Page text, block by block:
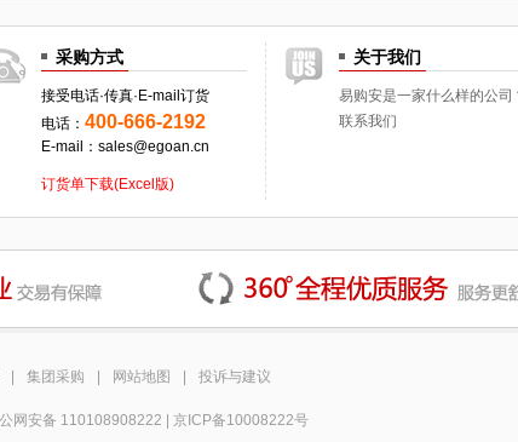
采购方式
接受电话·传真·E-mail订货
电话： 400-666-2192
E-mail：sales@egoan.cn
订货单下载(Excel版)
关于我们
易购安是一家什么样的公司
联系我们
集团采购 网站地图 投诉与建议
网安备 110108908222 | 京ICP备10008222号